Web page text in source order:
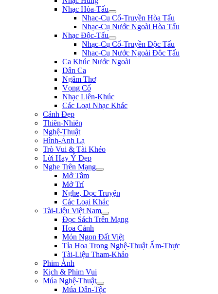
Nhạc Hòa-Tấu
Nhạc-Cụ Cổ-Truyền Hòa Tấu
Nhạc-Cụ Nước Ngoài Hòa Tấu
Nhạc Độc-Tấu
Nhạc-Cụ Cổ-Truyền Độc Tấu
Nhạc-Cụ Nước Ngoài Độc Tấu
Ca Khúc Nước Ngoài
Dân Ca
Ngâm Thơ
Vọng Cổ
Nhạc Liên-Khúc
Các Loại Nhạc Khác
Cảnh Đẹp
Thiên-Nhiên
Nghệ-Thuật
Hình-Ảnh Lạ
Trò Vui & Tài Khéo
Lời Hay Ý Đẹp
Nghe Trên Mạng
Mở Tâm
Mở Trí
Nghe, Đọc Truyện
Các Loại Khác
Tài-Liệu Việt Nam
Đọc Sách Trên Mạng
Hoa Cảnh
Món Ngon Đất Việt
Tỉa Hoa Trong Nghệ-Thuật Ẩm-Thực
Tài-Liệu Tham-Khảo
Phim Ảnh
Kịch & Phim Vui
Múa Nghệ-Thuật
Múa Dân-Tộc